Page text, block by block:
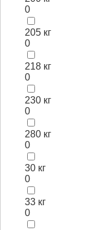
0
205 кг
0
218 кг
0
230 кг
0
280 кг
0
30 кг
0
33 кг
0